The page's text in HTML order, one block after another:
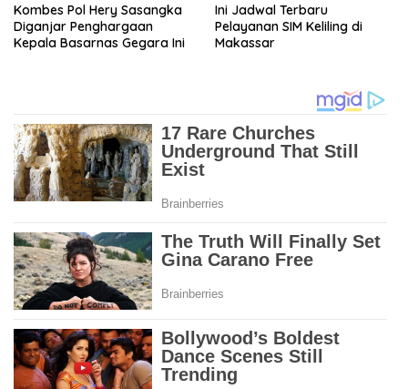
Kombes Pol Hery Sasangka
Diganjar Penghargaan
Kepala Basarnas Gegara Ini
Ini Jadwal Terbaru
Pelayanan SIM Keliling di
Makassar